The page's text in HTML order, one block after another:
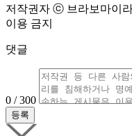
저작권자 ⓒ 브라보마이
이용 금지
댓글
0 / 300